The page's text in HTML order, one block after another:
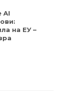
AI
на ЕУ –